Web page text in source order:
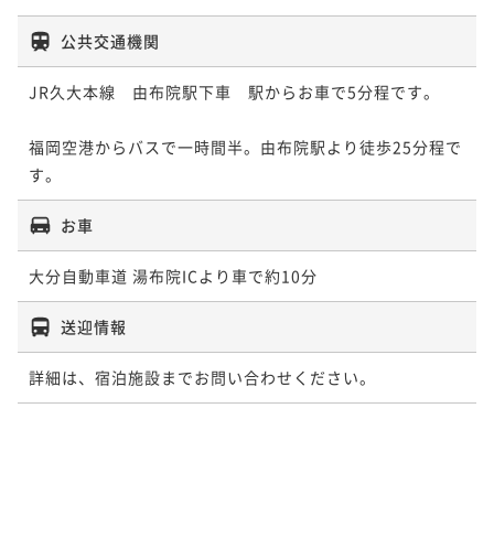
公共交通機関
JR久大本線　由布院駅下車　駅からお車で5分程です。
福岡空港からバスで一時間半。由布院駅より徒歩25分程で
す。
お車
大分自動車道 湯布院ICより車で約10分
送迎情報
詳細は、宿泊施設までお問い合わせください。